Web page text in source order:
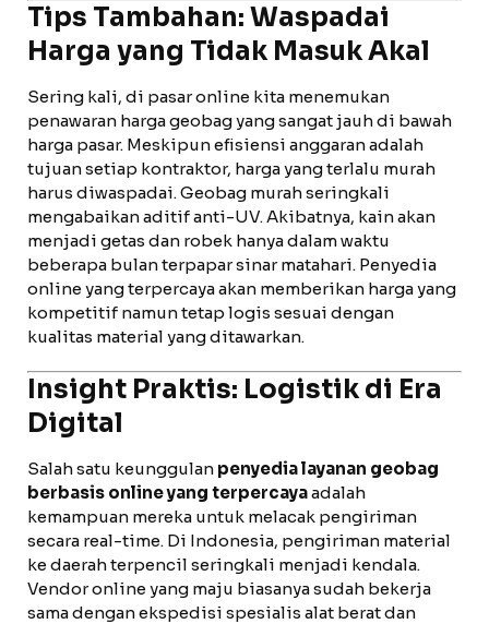
Tips Tambahan: Waspadai
Harga yang Tidak Masuk Akal
Sering kali, di pasar online kita menemukan
penawaran harga geobag yang sangat jauh di bawah
harga pasar. Meskipun efisiensi anggaran adalah
tujuan setiap kontraktor, harga yang terlalu murah
harus diwaspadai. Geobag murah seringkali
mengabaikan aditif anti-UV. Akibatnya, kain akan
menjadi getas dan robek hanya dalam waktu
beberapa bulan terpapar sinar matahari. Penyedia
online yang terpercaya akan memberikan harga yang
kompetitif namun tetap logis sesuai dengan
kualitas material yang ditawarkan.
Insight Praktis: Logistik di Era
Digital
Salah satu keunggulan penyedia layanan geobag
berbasis online yang terpercayaadalah
kemampuan mereka untuk melacak pengiriman
secara real-time. Di Indonesia, pengiriman material
ke daerah terpencil seringkali menjadi kendala.
Vendor online yang maju biasanya sudah bekerja
sama dengan ekspedisi spesialis alat berat dan